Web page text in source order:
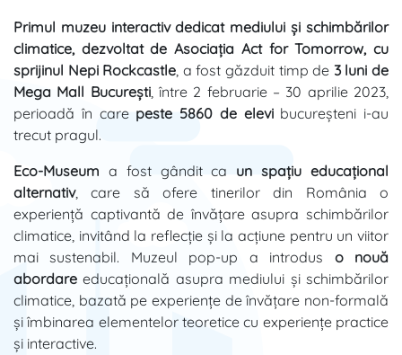
Primul muzeu interactiv dedicat mediului și schimbărilor
climatice, dezvoltat de Asociația Act for Tomorrow, cu
sprijinul Nepi Rockcastle , a fost găzduit timp de 3 luni de
Mega Mall București, între 2 februarie – 30 aprilie 2023,
perioadă în care peste 5860 de elevibucureșteni i-au
trecut pragul.
Eco-Museum a fost gândit ca un spațiu educațional
alternativ, care să ofere tinerilor din România o
experiență captivantă de învățare asupra schimbărilor
climatice, invitând la reflecție și la acțiune pentru un viitor
mai sustenabil. Muzeul pop-up a introdus o nouă
abordare educațională asupra mediului și schimbărilor
climatice, bazată pe experiențe de învățare non-formală
și îmbinarea elementelor teoretice cu experiențe practice
și interactive.